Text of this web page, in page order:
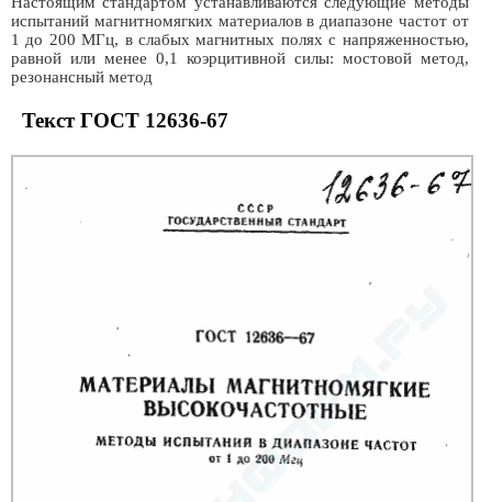
испытаний магнитномягких материалов в диапазоне частот от
1 до 200 МГц, в слабых магнитных полях с напряженностью,
равной или менее 0,1 коэрцитивной силы: мостовой метод,
резонансный метод
Текст ГОСТ 12636-67